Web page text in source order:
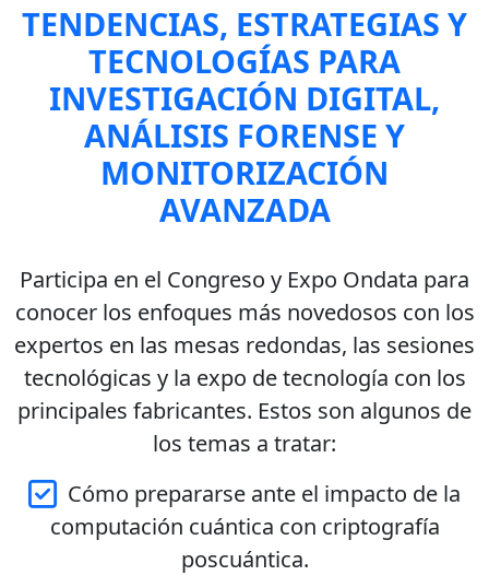
TENDENCIAS, ESTRATEGIAS Y
TECNOLOGÍAS PARA
INVESTIGACIÓN DIGITAL,
ANÁLISIS FORENSE Y
MONITORIZACIÓN
AVANZADA
Participa en el Congreso y Expo Ondata para
conocer los enfoques más novedosos con los
expertos en las mesas redondas, las sesiones
tecnológicas y la expo de tecnología con los
principales fabricantes. Estos son algunos de
los temas a tratar:
Cómo prepararse ante el impacto de la
computación cuántica con criptografía
poscuántica.